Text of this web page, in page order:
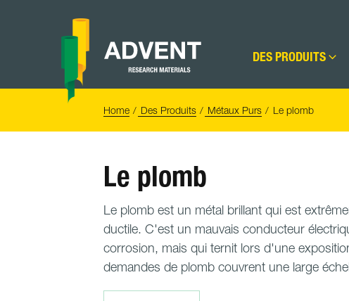
DES PRODUITS
Home Des Produits Métaux Purs Le plomb
Le plomb
Le plomb est un métal brillant qui est
ductile. C'est un mauvais conducteur
corrosion, mais qui ternit lors d'une
demandes de plomb couvrent une large